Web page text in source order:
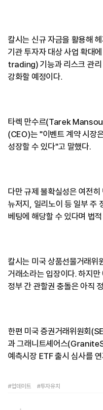
칼시는 신규 자금을 활용해
기관 투자자 대상 사업 확대
trading) 기능과 리스크 관리
강화할 예정이다.
타렉 만수르(Tarek
(CEO)는 "이벤트 계약 시장
성장할 수 있다"고 말했다.
다만 규제 불확실성은 여전
뉴저지, 일리노이 등 일부 주
베팅에 해당할 수 있다며 법
칼시는 미국 상품선물거래위
거래소라는 입장이다. 하지만
정부 간 관할권 충돌은 아직
한편 미국 증권거래위원회
과 그래니트셰어스
예측시장 ETF 출시 심사를
#업데이트 #투자유치